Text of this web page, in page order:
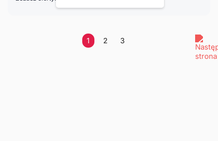
1 2 3